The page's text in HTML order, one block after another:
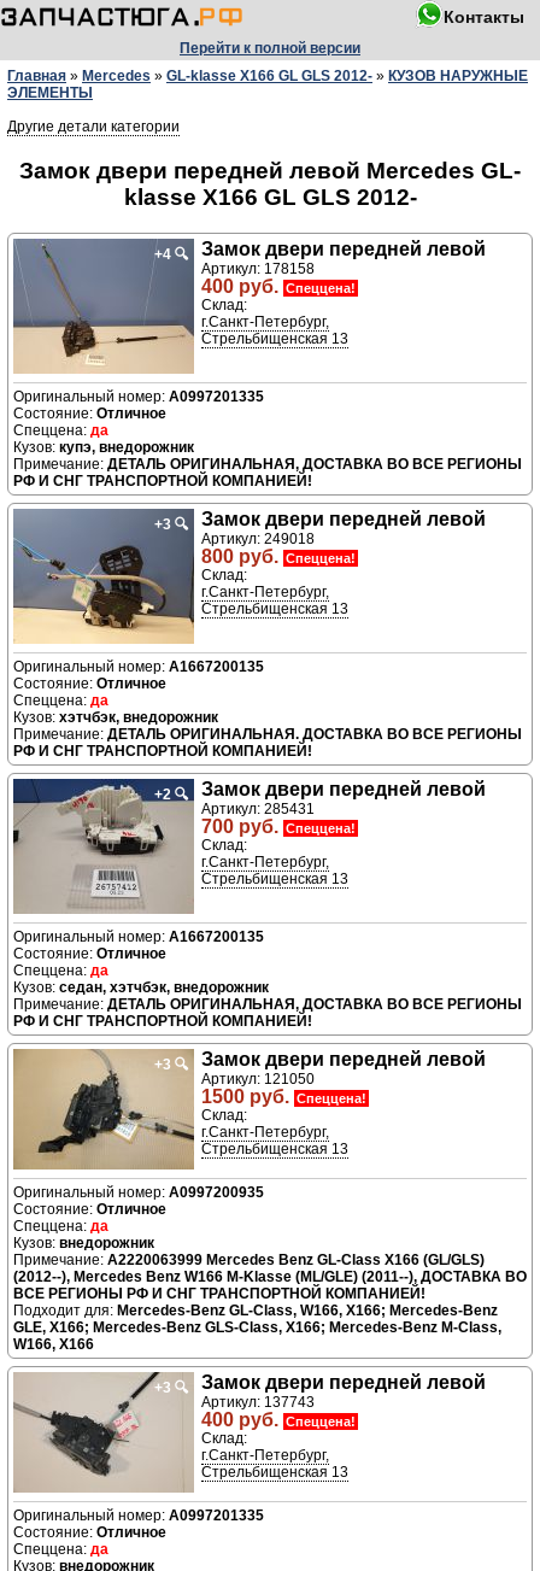
Контакты
Перейти к полной версии
Главная » Mercedes » GL-klasse X166 GL GLS 2012- » КУЗОВ НАРУЖНЫЕ
ЭЛЕМЕНТЫ
Другие детали категории
Замок двери передней левой Mercedes GL-
klasse X166 GL GLS 2012-
+4 🔍 Замок двери передней левой
Артикул: 178158
400 руб. Спеццена!
Склад:
г.Санкт-Петербург,
Стрельбищенская 13
A0997201335
Отличное
да
купэ, внедорожник
ДЕТАЛЬ ОРИГИНАЛЬНАЯ, ДОСТАВКА ВО ВСЕ РЕГИОНЫ
РФ И СНГ ТРАНСПОРТНОЙ КОМПАНИЕЙ!
+3 🔍 Замок двери передней левой
Артикул: 249018
800 руб. Спеццена!
Склад:
г.Санкт-Петербург,
Стрельбищенская 13
A1667200135
Отличное
да
хэтчбэк, внедорожник
ДЕТАЛЬ ОРИГИНАЛЬНАЯ. ДОСТАВКА ВО ВСЕ РЕГИОНЫ
РФ И СНГ ТРАНСПОРТНОЙ КОМПАНИЕЙ!
+2 🔍 Замок двери передней левой
Артикул: 285431
700 руб. Спеццена!
Склад:
г.Санкт-Петербург,
Стрельбищенская 13
A1667200135
Отличное
да
седан, хэтчбэк, внедорожник
ДЕТАЛЬ ОРИГИНАЛЬНАЯ, ДОСТАВКА ВО ВСЕ РЕГИОНЫ
РФ И СНГ ТРАНСПОРТНОЙ КОМПАНИЕЙ!
+3 🔍 Замок двери передней левой
Артикул: 121050
1500 руб. Спеццена!
Склад:
г.Санкт-Петербург,
Стрельбищенская 13
A0997200935
Отличное
да
внедорожник
A2220063999 Mercedes Benz GL-Class X166 (GL/GLS)
(2012--), Mercedes Benz W166 M-Klasse (ML/GLE) (2011--), ДОСТАВКА ВО
ВСЕ РЕГИОНЫ РФ И СНГ ТРАНСПОРТНОЙ КОМПАНИЕЙ!
Подходит для: Mercedes-Benz GL-Class, W166, X166; Mercedes-Benz
GLE, X166; Mercedes-Benz GLS-Class, X166; Mercedes-Benz M-Class,
W166, X166
+3 🔍 Замок двери передней левой
Артикул: 137743
400 руб. Спеццена!
Склад:
г.Санкт-Петербург,
Стрельбищенская 13
A0997201335
Отличное
да
внедорожник